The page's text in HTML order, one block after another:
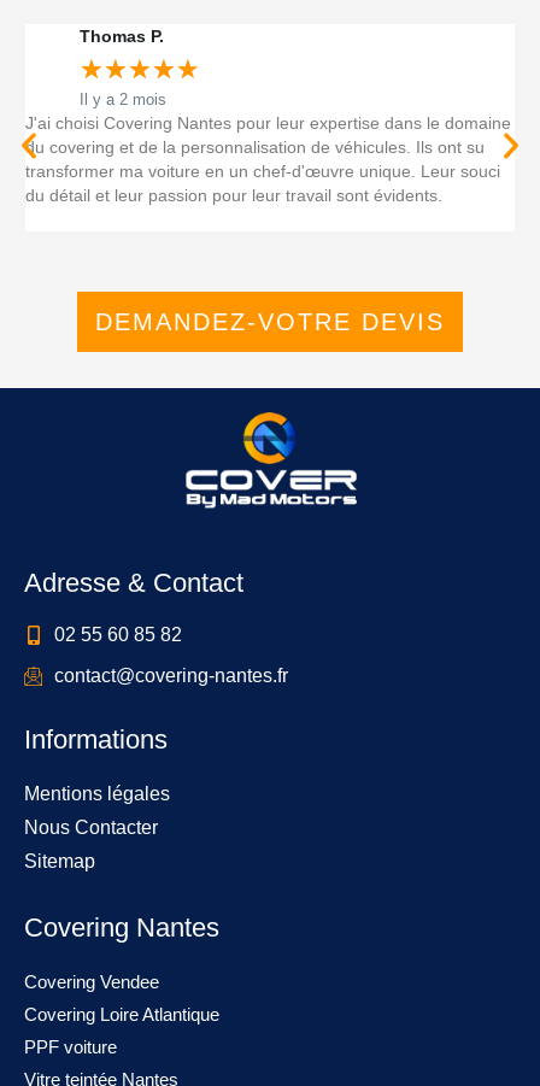
Thomas P.
★★★★★
Il y a 2 mois
J'ai choisi Covering Nantes pour leur expertise dans le domaine
du covering et de la personnalisation de véhicules. Ils ont su
transformer ma voiture en un chef-d'œuvre unique. Leur souci
du détail et leur passion pour leur travail sont évidents.
DEMANDEZ-VOTRE DEVIS
Adresse & Contact
02 55 60 85 82
contact@covering-nantes.fr
Informations
Mentions légales
Nous Contacter
Sitemap
Covering Nantes
Covering Vendee
Covering Loire Atlantique
PPF voiture
Vitre teintée Nantes